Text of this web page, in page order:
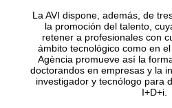
La AVI dispone, además, de
la promoción del talento,
retener a profesionales con
ámbito tecnológico como en
Agència promueve así la
doctorandos en empresas y la
investigador y tecnólogo para
I+D+i.